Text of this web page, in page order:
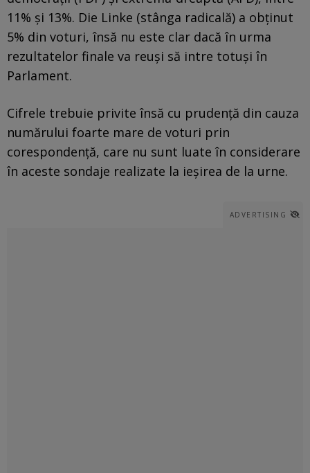
11% și 13%. Die Linke (stânga radicală) a obţinut
5% din voturi, însă nu este clar dacă în urma
rezultatelor finale va reuşi să intre totuşi în
Parlament.
Cifrele trebuie privite însă cu prudenţă din cauza
numărului foarte mare de voturi prin
corespondenţă, care nu sunt luate în considerare
în aceste sondaje realizate la ieşirea de la urne.
ADVERTISING